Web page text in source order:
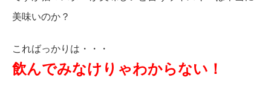
美味いのか？
こればっかりは・・・
飲んでみなけり ゃわからない！